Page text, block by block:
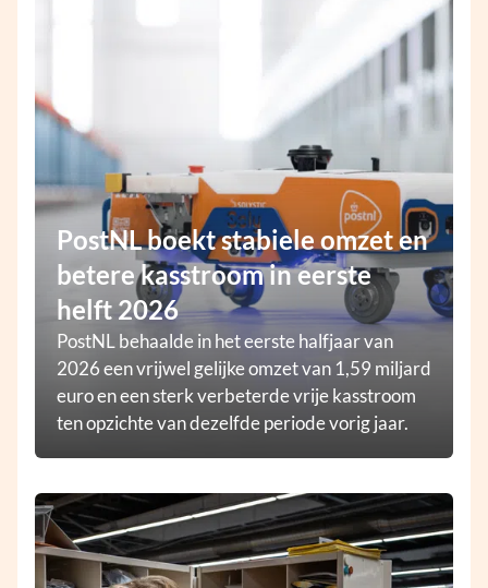
PostNL boekt stabiele omzet en
betere kasstroom in eerste
helft 2026
PostNL behaalde in het eerste halfjaar van
2026 een vrijwel gelijke omzet van 1,59 miljard
euro en een sterk verbeterde vrije kasstroom
ten opzichte van dezelfde periode vorig jaar.